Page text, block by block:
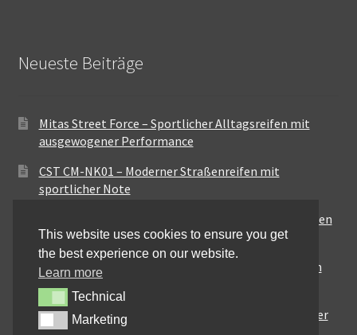
Neueste Beiträge
Mitas Street Force – Sportlicher Alltagsreifen mit
ausgewogener Performance
CST CM-NK01 – Moderner Straßenreifen mit
sportlicher Note
Maxxis MA-ST3 – Ausgewogener Sport-Touring-Reifen
für vielseitige Einsätze
Pirelli City Demon – Zuverlässigkeit für den urbanen
Alltag
Metzeler Perfect ME77 – Klassische Optik mit solider
Straßenperformance
This website uses cookies to ensure you get
the best experience on our website.
Learn more
TechnicalTechnical
MarketingMarketing